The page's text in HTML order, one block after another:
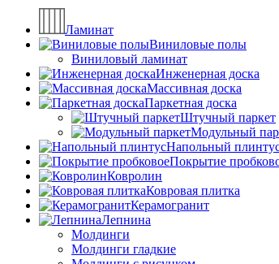
Ламинат
Виниловые полы
Виниловый ламинат
Инженерная доска
Массивная доска
Паркетная доска
Штучный паркет
Модульный
Напольный
Покрытие
Ковролин
Ковровая плитка
Керамогранит
Лепнина
Молдинги
Молдинги гладкие